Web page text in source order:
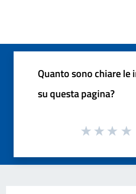
Quanto sono chiare
su questa pagina?